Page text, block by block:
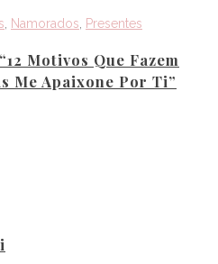
Namorados Presentes
Motivos Que Fazem
Me Apaixone Por Ti”